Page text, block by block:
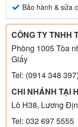
Bảo hành & sửa
CÔNG TY TNHH
Phòng 1005 Tòa
Giấy
Tel: (0914 348 397)
CHI NHÁNH TẠI
Lô H38, Lương
Tel: 032 697 5555